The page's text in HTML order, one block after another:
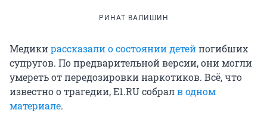
РИНАТ ВАЛИШИН
Медикирассказали о состоянии детейпогибших
супругов. По предварительной версии, они могли
умереть от передозировки наркотиков. Всё, что
известно о трагедии, E1.RU собралв одном
материале.